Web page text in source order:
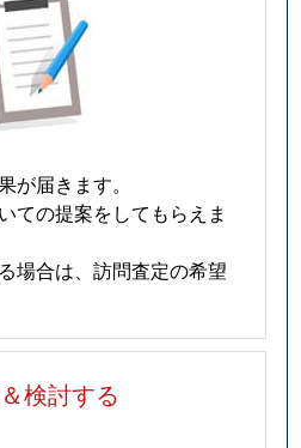
が届きます。
ての提案をしてもらえま
場合は、訪問査定の希望
検討する